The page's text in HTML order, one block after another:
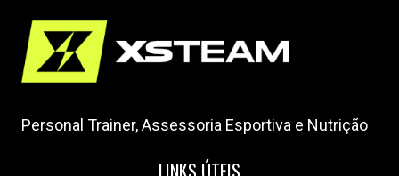
Personal Trainer, Assessoria Esportiva e Nutrição
LINKS ÚTEIS